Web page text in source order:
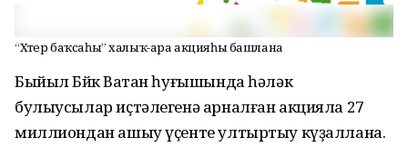
“Хәтер баҡсаһы” халыҡ-ара акцияһы башлана
Быйыл Бөйөк Ватан һуғышында һәләк
булыусылар иҫтәлегенә арналған акцияла 27
миллиондан ашыу үҫенте ултыртыу күҙаллана.